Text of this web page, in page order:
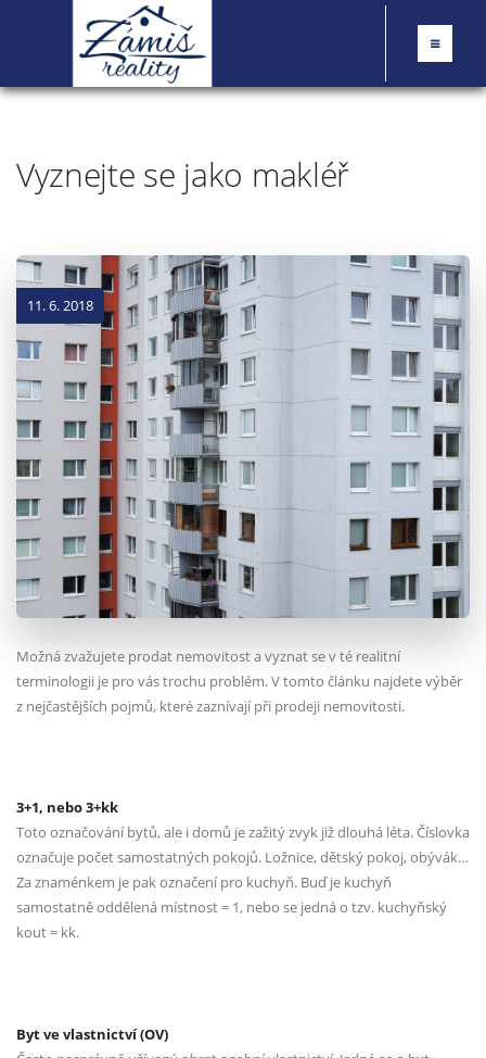
Vyznejte se jako makléř
11. 6. 2018
Možná zvažujete prodat nemovitost a vyznat se v té realitní
terminologii je pro vás trochu problém. V tomto článku najdete výběr
z nejčastějších pojmů, které zaznívají při prodeji nemovitosti.
3+1, nebo 3+kk
Toto označování bytů, ale i domů je zažitý zvyk již dlouhá léta. Číslovka
označuje počet samostatných pokojů. Ložnice, dětský pokoj, obývák…
Za znaménkem je pak označení pro kuchyň. Buď je kuchyň
samostatně oddělená místnost = 1, nebo se jedná o tzv. kuchyňský
kout = kk.
Byt ve vlastnictví (OV)